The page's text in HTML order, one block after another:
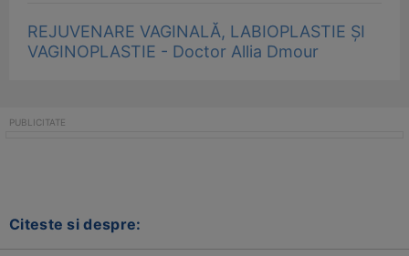
REJUVENARE VAGINALĂ, LABIOPLASTIE ȘI
VAGINOPLASTIE - Doctor Allia Dmour
Citeste si despre: